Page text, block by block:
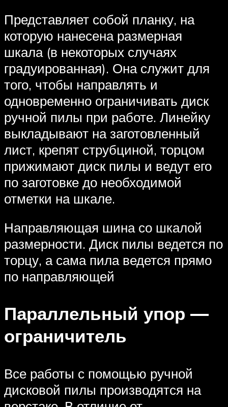
Представляет собой планку, на
которую нанесена размерная
шкала (в некоторых случаях
градуированная). Она служит для
того, чтобы направлять и
одновременно ограничивать диск
ручной пилы при работе. Линейку
выкладывают на заготовленный
лист, крепят струбциной, торцом
прижимают диск пилы и ведут его
по заготовке до необходимой
отметки на шкале.
Направляющая шина со шкалой
размерности. Диск пилы ведется по
торцу, а сама пила ведется прямо
по направляющей
Параллельный упор —
ограничитель
Все работы с помощью ручной
дисковой пилы производятся на